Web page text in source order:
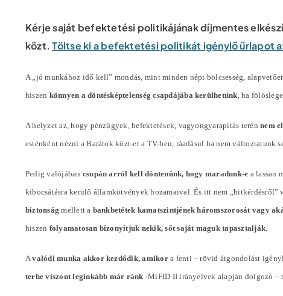
Kérje saját befektetési politikájának díjmentes
közt. Töltse ki a befektetési politikát igénylő űrlapot
A „jó munkához idő kell” mondás, mint minden népi bölcsesség,
hiszen könnyen a döntésképtelenség csapdájába kerülhetünk , ha
A helyzet az, hogy pénzügyek, befektetések, vagyongyarapítás terénnem
esténként nézni a Barátok közt-et a TV-ben, ráadásul ha nem
Pedig valójában csupán arról kell döntenünk, hogy maradunk-e a lassan
kibocsátásra kerülő államkötvények hozamaival. És itt nem „hitkérdésről”
biztonság mellett a bankbetétek kamatszintjének háromszorosát vagy
hiszen folyamatosan bizonyítjuk nekik, sőt saját maguk tapasztalják
Avalódi munka akkor kezdődik, amikora fenti – rövid átgondolást
terhe viszont leginkább már ránk -MiFID II irányelvek alapján dolgozó –